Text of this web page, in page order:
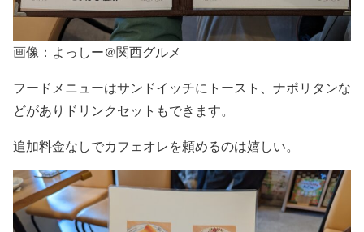
画像：よっしー@関西グルメ
フードメニューはサンドイッチにトースト、ナポリタンな
どがありドリンクセットもできます。
追加料金なしでカフェオレを頼めるのは嬉しい。